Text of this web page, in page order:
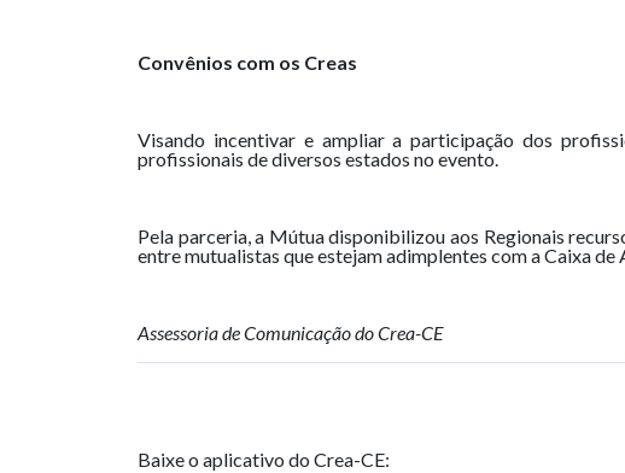
Convênios com os Creas
Visando incentivar e ampliar a participação dos
profissionais de diversos estados no evento.
Pela parceria, a Mútua disponibilizou aos Regionais
entre mutualistas que estejam adimplentes com a Caixa
Assessoria de Comunicação do Crea-CE
Baixe o aplicativo do Crea-CE: